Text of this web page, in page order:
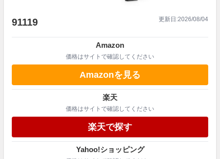
91119 更新日:2026/08/04
Amazon
価格はサイトで確認してください
Amazonを見る
楽天
価格はサイトで確認してください
楽天で探す
Yahoo!ショッピング